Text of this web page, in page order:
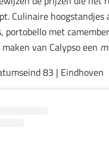
Culinaire hoogstandjes
portobello met
van Calypso een
83 | Eindhoven